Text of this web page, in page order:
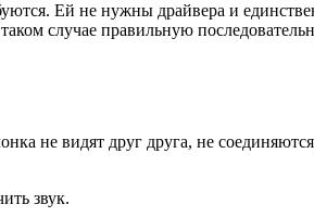
Ей не нужны драйвера и
случае правильную
не видят друг друга, не
звук.